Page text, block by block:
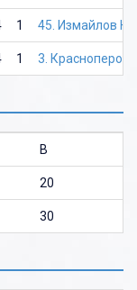
1 45. Измайлов
1 3. Красноперов
B
20
30